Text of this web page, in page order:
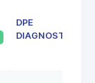
DPE
DIAGNOSTICS